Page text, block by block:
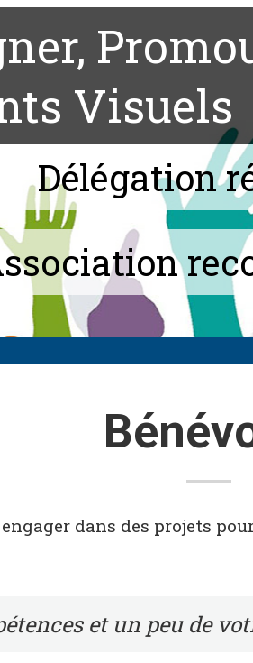
Visuels
Délégation
dans des projets
et un peu de